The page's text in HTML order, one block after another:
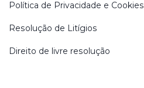
Política de Privacidade e Cookies
Resolução de Litígios
Direito de livre resolução